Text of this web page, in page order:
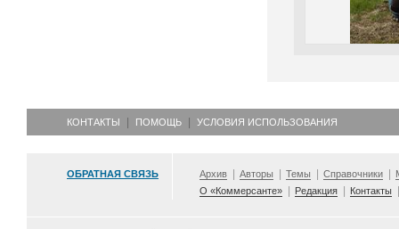
КОНТАКТЫ ПОМОЩЬ УСЛОВИЯ ИСПОЛЬЗОВАНИЯ
ОБРАТНАЯ СВЯЗЬ Архив Авторы Темы Справочники
О «Коммерсанте»
Редакция Контакты